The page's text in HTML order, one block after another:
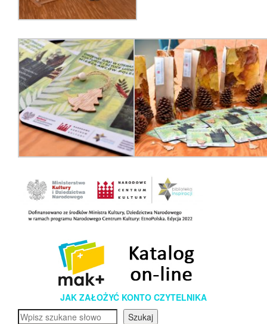
JAK ZAŁOŻYĆ KONTO CZYTELNIKA
Szukaj
Szukaj